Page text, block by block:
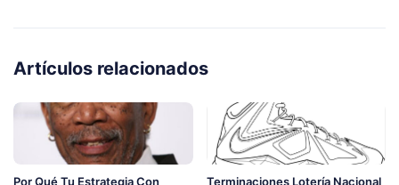
Artículos relacionados
Por Qué Tu Estrategia Con
Terminaciones Lotería Nacional